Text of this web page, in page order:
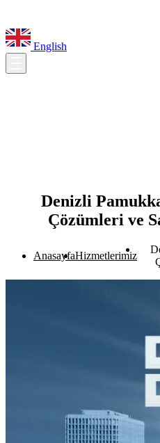
English
Denizli
Çözümleri ve
AnasayfaHizmetlerimiz